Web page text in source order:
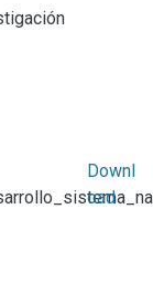
Downl
oad